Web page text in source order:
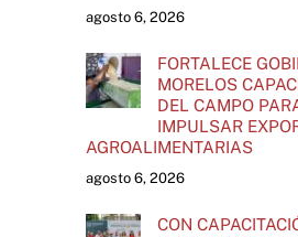
agosto 6, 2026
FORTALECE
MORELOS
DEL CAMPO
IMPULSAR
AGROALIMENTARIAS
agosto 6, 2026
CON